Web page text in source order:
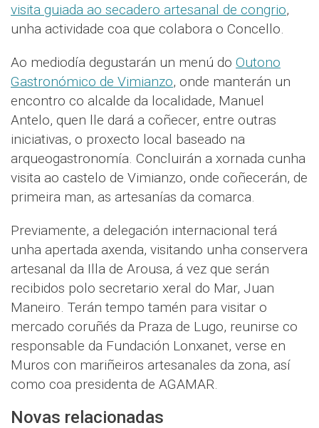
visita guiada ao secadero artesanal de congrio,
unha actividade coa que colabora o Concello.
Ao mediodía degustarán un menú do Outono
Gastronómico de Vimianzo, onde manterán un
encontro co alcalde da localidade, Manuel
Antelo, quen lle dará a coñecer, entre outras
iniciativas, o proxecto local baseado na
arqueogastronomía. Concluirán a xornada cunha
visita ao castelo de Vimianzo, onde coñecerán, de
primeira man, as artesanías da comarca.
Previamente, a delegación internacional terá
unha apertada axenda, visitando unha conservera
artesanal da Illa de Arousa, á vez que serán
recibidos polo secretario xeral do Mar, Juan
Maneiro. Terán tempo tamén para visitar o
mercado coruñés da Praza de Lugo, reunirse co
responsable da Fundación Lonxanet, verse en
Muros con mariñeiros artesanales da zona, así
como coa presidenta de AGAMAR.
Novas relacionadas